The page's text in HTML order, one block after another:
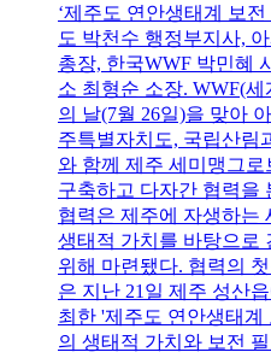
‘제주도 연안생태계 보
도 박천수 행정부지사,
총장, 한국WWF 박민혜
소 최형순 소장. WWF(
의 날(7월 26일)을 맞아
주특별자치도, 국립산림
와 함께 제주 세미맹그
구축하고 다자간 협력을
협력은 제주에 자생하는
생태적 가치를 바탕으로
위해 마련됐다. 협력의
은 지난 21일 제주 성산
최한 '제주도 연안생태
의 생태적 가치와 보전